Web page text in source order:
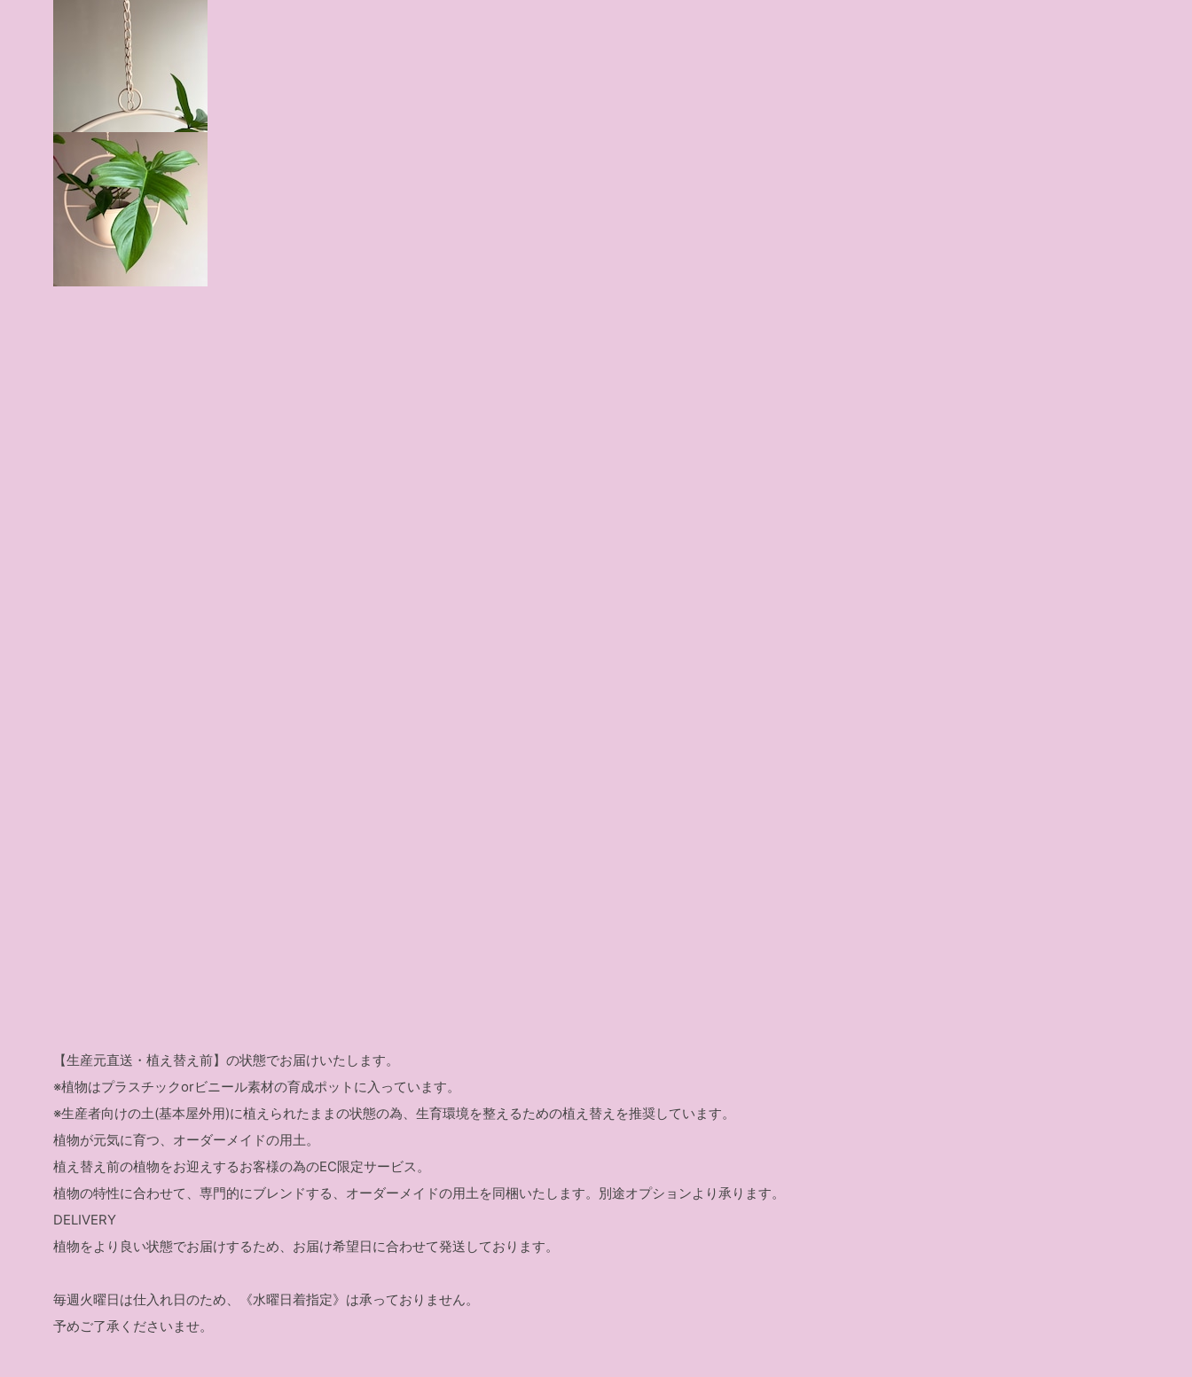
【生産元直送・植え替え前】の状態でお届けいたします。
※植物はプラスチックorビニール素材の育成ポットに入っています。
※生産者向けの土(基本屋外用)に植えられたままの状態の為、生育環境を整えるための植え替えを推奨しています。
植物が元気に育つ、オーダーメイドの用土。
植え替え前の植物をお迎えするお客様の為のEC限定サービス。
植物の特性に合わせて、専門的にブレンドする、オーダーメイドの用土を同梱いたします。別途オプションより承ります。
DELIVERY
植物をより良い状態でお届けするため、お届け希望日に合わせて発送しております。
毎週火曜日は仕入れ日のため、《水曜日着指定》は承っておりません。
予めご了承くださいませ。